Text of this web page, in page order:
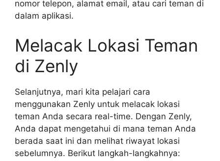
nomor telepon, alamat email, atau cari teman di
dalam aplikasi.
Melacak Lokasi Teman
di Zenly
Selanjutnya, mari kita pelajari cara
menggunakan Zenly untuk melacak lokasi
teman Anda secara real-time. Dengan Zenly,
Anda dapat mengetahui di mana teman Anda
berada saat ini dan melihat riwayat lokasi
sebelumnya. Berikut langkah-langkahnya: